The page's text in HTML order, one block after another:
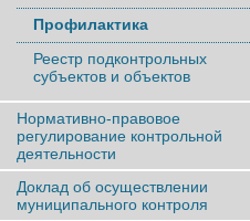
Профилактика
Реестр подконтрольных
субъектов и объектов
Нормативно-правовое
регулирование контрольной
деятельности
Доклад об осуществлении
муниципального контроля